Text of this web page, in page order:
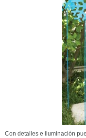
Con detalles e iluminación